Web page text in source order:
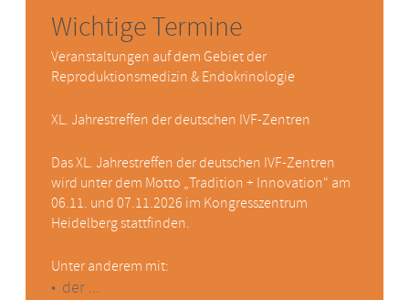
Wichtige Termine
Veranstaltungen auf dem Gebiet der
Reproduktionsmedizin & Endokrinologie
XL. Jahrestreffen der deutschen IVF-Zentren
Das XL. Jahrestreffen der deutschen IVF-Zentren
wird unter dem Motto „Tradition + Innovation“ am
06.11. und 07.11.2026 im Kongresszentrum
Heidelberg stattfinden.
Unter anderem mit:
der ...